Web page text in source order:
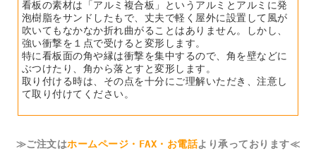
看板の素材は「アルミ複合板」というアルミとアルミに発
泡樹脂をサンドしたもで、丈夫で軽く屋外に設置して風が
吹いてもなかなか折れ曲がることはありません。しかし、
強い衝撃を１点で受けると変形します。
特に看板面の角や縁は衝撃を集中するので、角を壁などに
ぶつけたり、角から落とすと変形します。
取り付ける時は、その点を十分にご理解いただき、注意し
て取り付けてください。
≫ご注文はホームページ・FAX・お電話より承っております≪